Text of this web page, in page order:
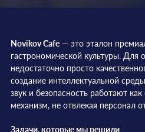
Novikov Cafe— это эталон
гастрономической культуры. Для
недостаточно просто
создание интеллектуальной
звук и безопасность работают
механизм, не отвлекая персонал
Задачи, которые мы решили